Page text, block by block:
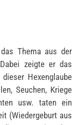
Thema aus der
zeigte er das
Hexenglaube
Seuchen, Kriege
usw. taten ein
(Wiedergeburt aus